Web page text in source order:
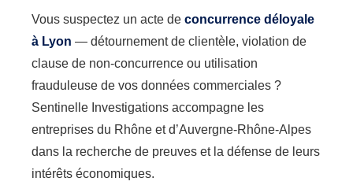
Vous suspectez un acte de concurrence déloyale
à Lyon — détournement de clientèle, violation de
clause de non-concurrence ou utilisation
frauduleuse de vos données commerciales ?
Sentinelle Investigations accompagne les
entreprises du Rhône et d’Auvergne-Rhône-Alpes
dans la recherche de preuves et la défense de leurs
intérêts économiques.